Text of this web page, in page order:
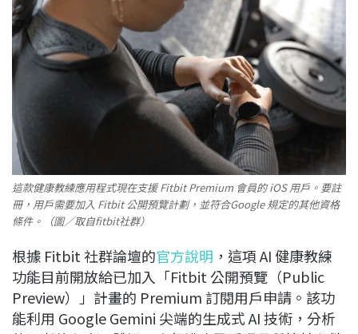
這款健康教練應用程式現在支援 Fitbit Premium 會員的 iOS 用戶。要註
冊，用戶需要加入 Fitbit 公開預覽計劃，並符合Google 規定的其他資格
條件。（圖／取自fitbit社群）
根據 Fitbit 社群論壇的官方說明 ，這項 AI 健康教練
功能目前開放給已加入「Fitbit 公開預覽（Public
Preview）」計畫的 Premium 訂閱用戶申請。該功
能利用 Google Gemini 尖端的生成式 AI 技術，分析